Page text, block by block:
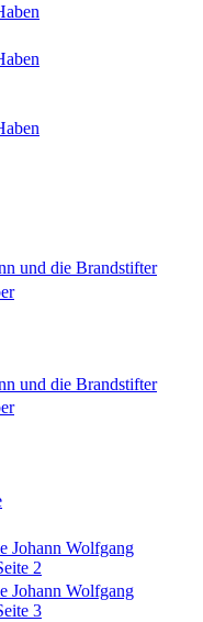
und die Brandstifter
und die Brandstifter
Johann Wolfgang
2
Johann Wolfgang
3